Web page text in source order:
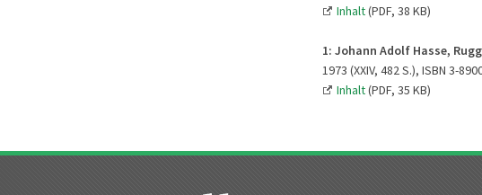
Inhalt(PDF, 38 KB)
1: Johann Adolf Hasse,
1973 (XXIV, 482 S.), ISBN 3-
Inhalt(PDF, 35 KB)